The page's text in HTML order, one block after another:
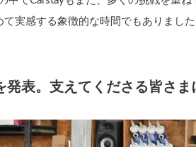
実感する象徴的な時間でもありました
発表。支えてくださる皆さま